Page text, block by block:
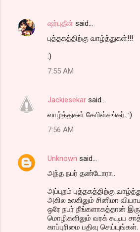
ஷர்புதீன் said…
புத்தகத்திற்கு வாழ்த்துகள்!!!
:)
7:55 AM
Jackiesekar said…
வாழ்த்துகள் கேபிள்சங்கர். :)
7:56 AM
Unknown said…
அந்த நபர் தண்டோரா..
அப்புறம் புத்தகத்திற்கு
அகில உலகிலும் சினிமா
ஒரே நபர் நீங்களாகத்தான்
மொழிகளிலும் வரக் கூடிய
காப்புரிமை பதிவு செய்யுங்கள்.